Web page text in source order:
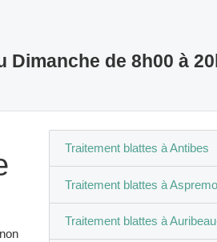
de 8h00 à
Traitement blattes à Antibes
Traitement blattes à
Traitement blattes à